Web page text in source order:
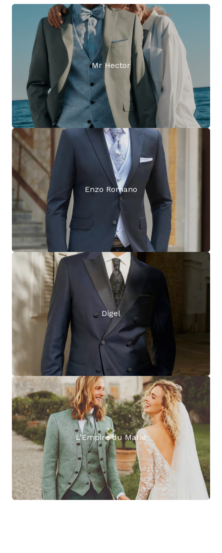
Mr Hector
Enzo Romano
Digel
L’Empire du Marié